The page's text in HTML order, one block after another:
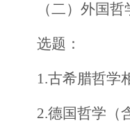
（二）外国
选题：
1.古希腊哲学
2.德国哲学（